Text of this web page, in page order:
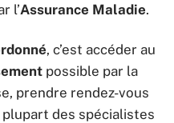
l’Assurance Maladie.
, c’est accéder au
possible par la
prendre rendez-vous
des spécialistes